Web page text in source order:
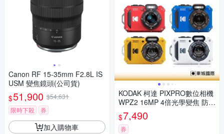
Canon RF 15-35mm F2.8L IS
USM 變焦鏡頭(公司貨)
$51,900 $54,631
限時下殺
券
加入購物車
KODAK 柯達 PIXPRO數位相機
WPZ2 16MP 4倍光學變焦 防水
數位相機 公司貨
$7,490
券